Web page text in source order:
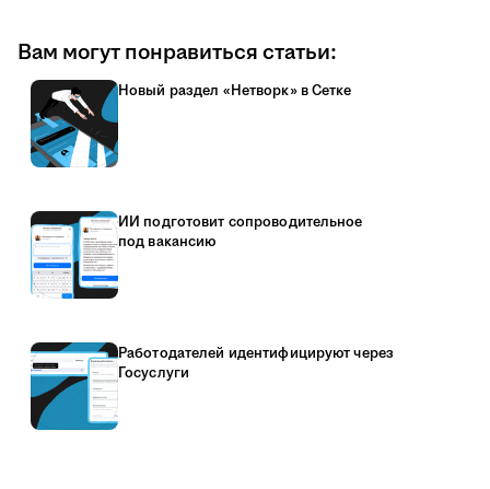
Вам могут понравиться статьи:
Новый раздел «Нетворк» в Сетке
ИИ подготовит сопроводительное
под вакансию
Работодателей идентифицируют через
Госуслуги